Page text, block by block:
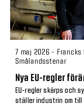
7 maj 2026 -
Smålandsstenar
Nya EU-regler
EU-regler skärps och
ställer industrin om till